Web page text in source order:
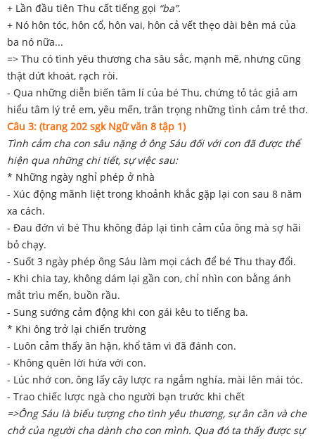
+ Lần đầu tiên Thu cất tiếng gọi “ba”.
+ Nó hôn tóc, hôn cổ, hôn vai, hôn cả vết thẹo dài bên má của
ba nó nữa...
=> Thu có tình yêu thương cha sâu sắc, mạnh mẽ, nhưng cũng
thật dứt khoát, rạch ròi.
- Qua những diễn biến tâm lí của bé Thu, chứng tỏ tác giả am
hiểu tâm lý trẻ em, yêu mến, trân trọng những tình cảm trẻ thơ.
Câu 3: (trang 202 sgk Ngữ văn 8 tập 1)
Tình cảm cha con sâu nặng ở ông Sáu đối với con đã được thể
hiện qua những chi tiết, sự việc sau:
* Những ngày nghỉ phép ở nhà
- Xúc động mãnh liệt trong khoảnh khắc gặp lại con sau 8 năm
xa cách.
- Đau đớn vì bé Thu không đáp lại tình cảm của ông mà sợ hãi
bỏ chạy.
- Suốt 3 ngày phép ông Sáu làm mọi cách để bé Thu thay đổi.
- Khi chia tay, không dám lại gần con, chỉ nhìn con bằng ánh
mắt trìu mến, buồn rầu.
- Sung sướng cảm động khi con gái kêu to tiếng ba.
* Khi ông trở lại chiến trường
- Luôn cảm thấy ân hận, khổ tâm vì đã đánh con.
- Không quên lời hứa với con.
- Lúc nhớ con, ông lấy cây lược ra ngắm nghía, mài lên mái tóc.
- Trao chiếc lược ngà cho người bạn trước khi chết
=>Ông Sáu là biểu tượng cho tình yêu thương, sự ân cần và che
chở của người cha dành cho con mình. Qua đó ta thấy được sự